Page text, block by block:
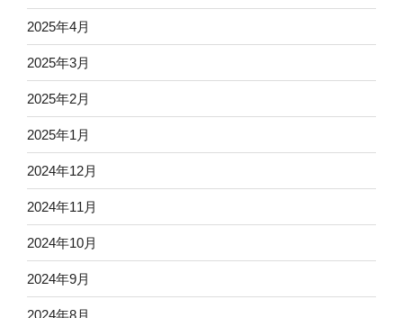
2025年4月
2025年3月
2025年2月
2025年1月
2024年12月
2024年11月
2024年10月
2024年9月
2024年8月